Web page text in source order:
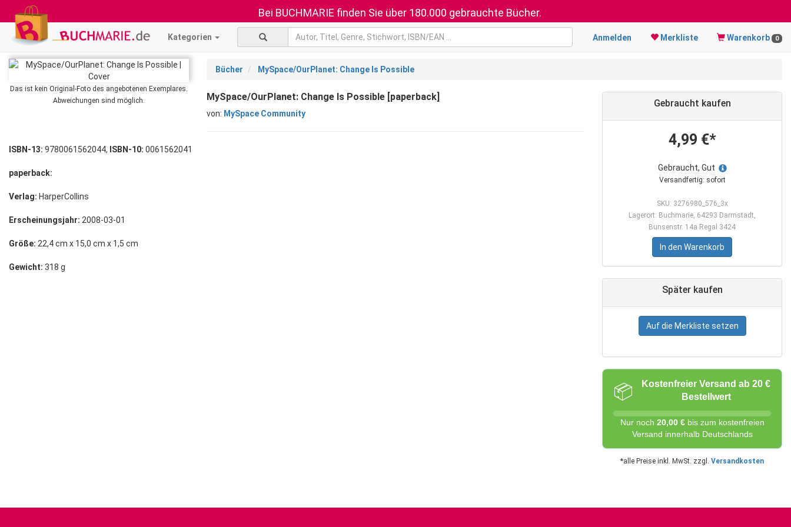
Bei BUCHMARIE finden Sie über 180.000 gebrauchte Bücher.
Kategorien Anmelden Merkliste Warenkorb 0
Das ist kein Original-Foto des angebotenen Exemplares.
Abweichungen sind möglich.
Bücher MySpace/OurPlanet: Change Is Possible
MySpace/OurPlanet: Change Is Possible [paperback]
von: MySpace Community
Gebraucht kaufen
4,99 €*
Gebraucht, Gut
Versandfertig: sofort
SKU: 3276980_576_3x
Lagerort: Buchmarie, 64293 Darmstadt,
Bunsenstr. 14a Regal 3424
In den Warenkorb
Später kaufen
Auf die Merkliste setzen
📦
Kostenfreier Versand ab 20 €
Bestellwert
Nur noch 20,00 €bis zum kostenfreien
Versand innerhalb Deutschlands
*alle Preise inkl. MwSt. zzgl. Versandkosten
ISBN-13: 9780061562044, ISBN-10: 0061562041
paperback:
Verlag: HarperCollins
Erscheinungsjahr: 2008-03-01
Größe: 22,4 cm x 15,0 cm x 1,5 cm
Gewicht: 318 g